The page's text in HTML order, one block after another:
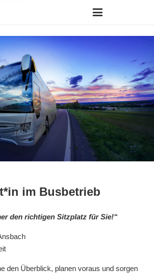
im Busbetrieb
den richtigen Sitzplatz für Sie!“
den Überblick, planen voraus und sorgen